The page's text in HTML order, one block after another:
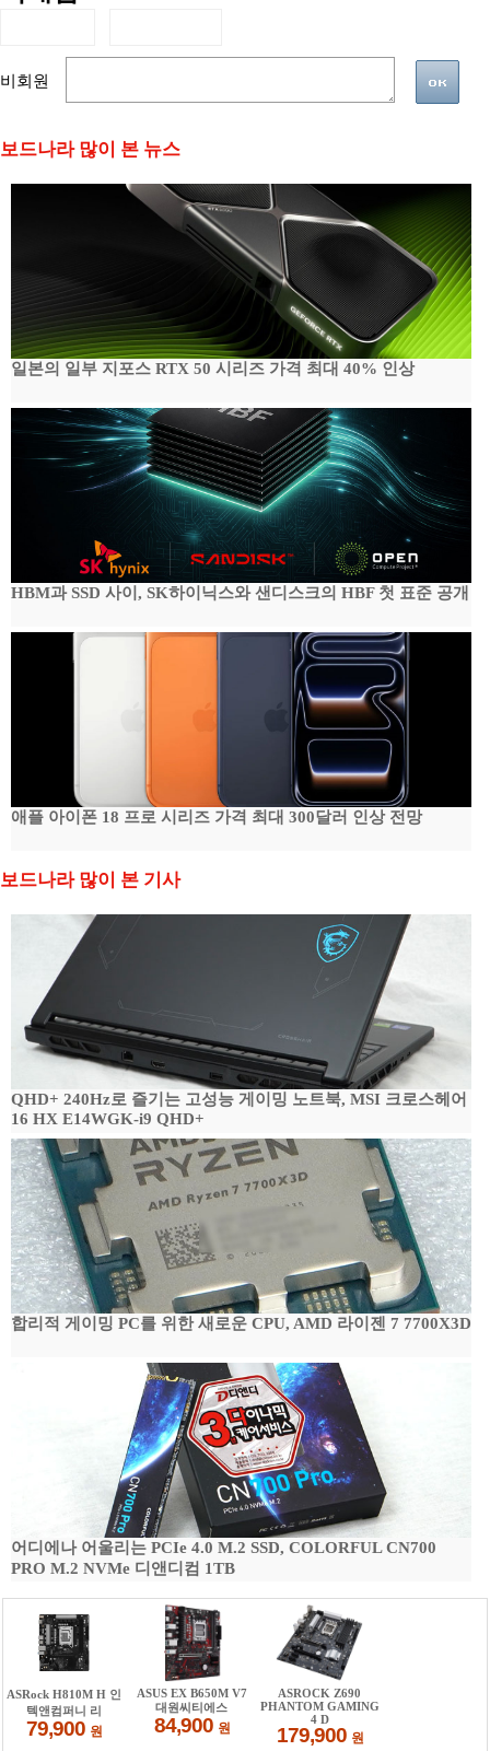
비회원
보드나라 많이 본 뉴스
일본의 일부 지포스 RTX 50 시리즈 가격 최대 40% 인상
HBM과 SSD 사이, SK하이닉스와 샌디스크의 HBF 첫 표준 공개
애플 아이폰 18 프로 시리즈 가격 최대 300달러 인상 전망
보드나라 많이 본 기사
QHD+ 240Hz로 즐기는 고성능 게이밍 노트북, MSI 크로스헤어
16 HX E14WGK-i9 QHD+
합리적 게이밍 PC를 위한 새로운 CPU, AMD 라이젠 7 7700X3D
어디에나 어울리는 PCIe 4.0 M.2 SSD, COLORFUL CN700
PRO M.2 NVMe 디앤디컴 1TB